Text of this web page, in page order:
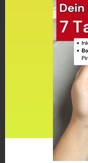
Dieser
Bitte gib
ihn